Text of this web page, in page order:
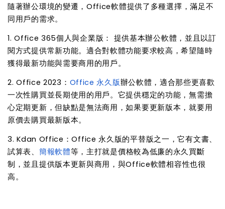
隨著辦公環境的變遷，Office軟體提供了多種選擇，滿足不
同用戶的需求。
1. Office 365個人與企業版： 提供基本辦公軟體，並且以訂
閱方式提供常新功能。適合對軟體功能要求較高，希望隨時
獲得最新功能與需要商用的用戶。
2. Office 2023： Office 永久版辦公軟體，適合那些更喜歡
一次性購買並長期使用的用戶。它提供穩定的功能，無需擔
心定期更新，但缺點是無法商用，如果要更新版本，就要用
原價去購買最新版本。
3. Kdan Office：Office 永久版的平替版之一，它有文書、
試算表、 簡報軟體等，主打就是價格較為低廉的永久買斷
制，並且提供版本更新與商用，與Office軟體相容性也很
高。